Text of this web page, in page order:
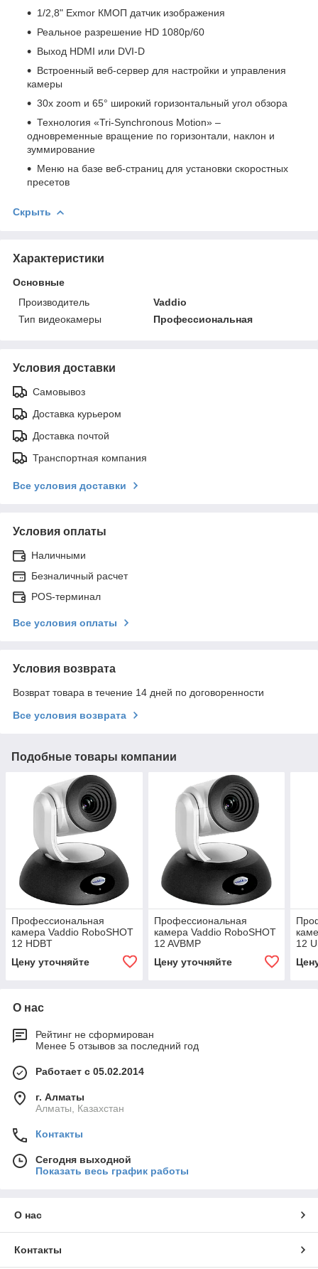
1/2,8" Exmor КМОП датчик изображения
Реальное разрешение HD 1080p/60
Выход HDMI или DVI-D
Встроенный веб-сервер для настройки и управления
камеры
30x zoom и 65° широкий горизонтальный угол обзора
Технология «Tri-Synchronous Motion» –
одновременные вращение по горизонтали, наклон и
зуммирование
Меню на базе веб-страниц для установки скоростных
пресетов
Скрыть
Характеристики
Основные
Производитель
Vaddio
Тип видеокамеры
Профессиональная
Условия доставки
Самовывоз
Доставка курьером
Доставка почтой
Транспортная компания
Все условия доставки
Условия оплаты
Наличными
Безналичный расчет
POS-терминал
Все условия оплаты
Условия возврата
Возврат товара в течение 14 дней по договоренности
Все условия возврата
Подобные товары компании
Профессиональная
камера Vaddio RoboSHOT
12 HDBT
Цену уточняйте
Профессиональная
камера Vaddio RoboSHOT
12 AVBMP
Цену уточняйте
12
О нас
Рейтинг не сформирован
Менее 5 отзывов за последний год
Работает с 05.02.2014
г. Алматы
Алматы, Казахстан
Контакты
Сегодня выходной
Показать весь график работы
О нас
Контакты